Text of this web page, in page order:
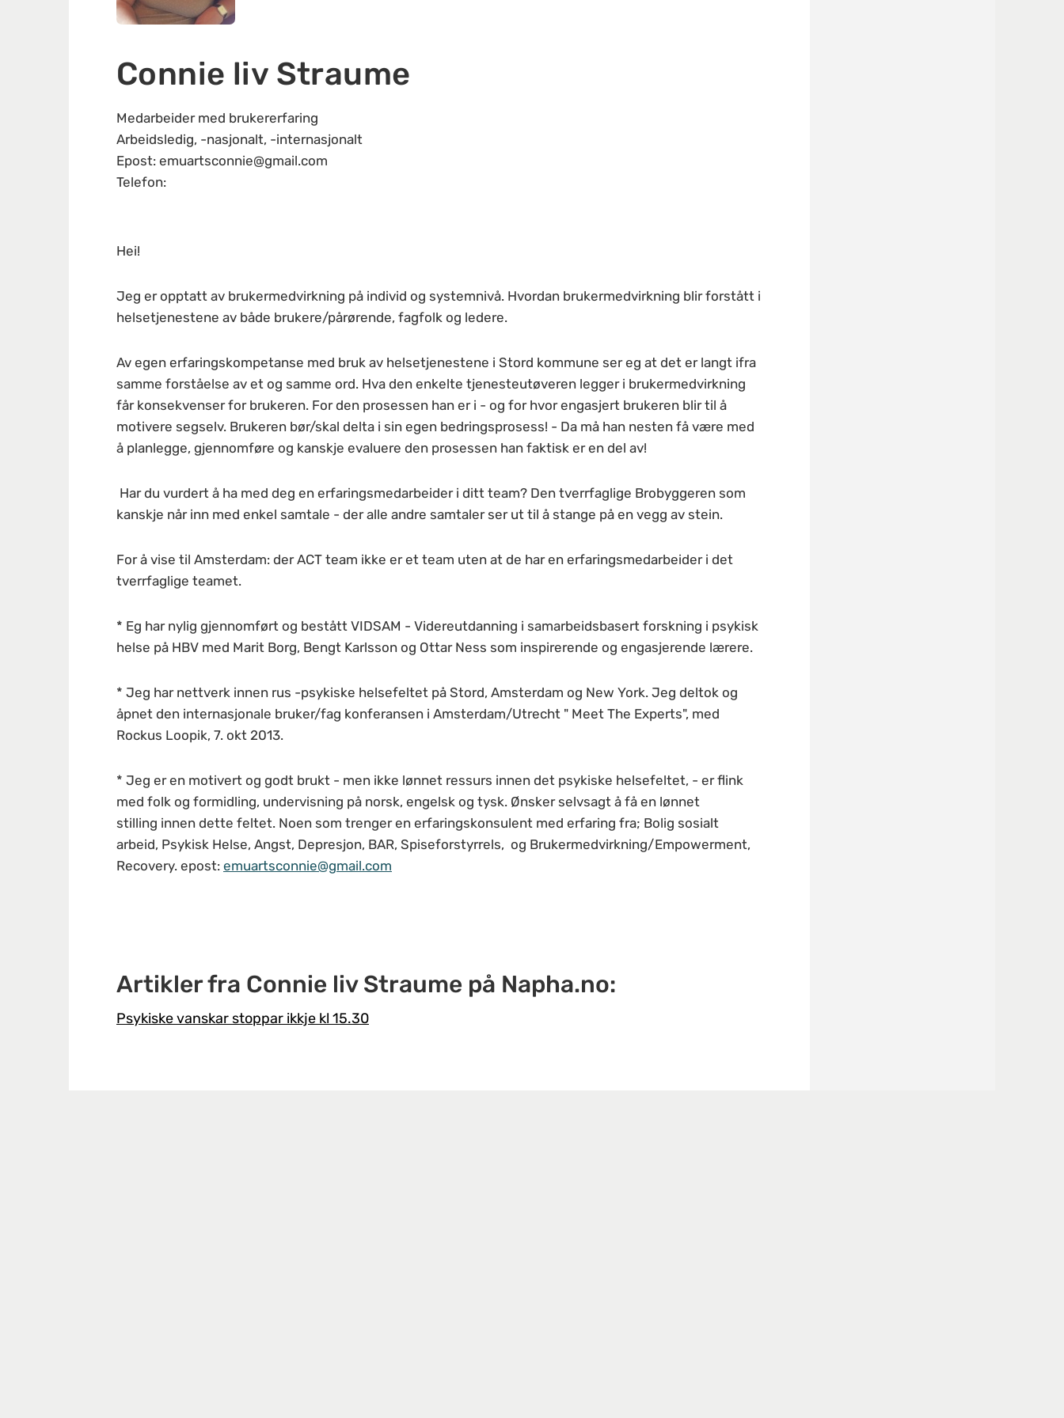
Connie liv Straume
Medarbeider med brukererfaring
Arbeidsledig, -nasjonalt, -internasjonalt
Epost: emuartsconnie@gmail.com
Telefon:
Hei!
Jeg er opptatt av brukermedvirkning på individ og systemnivå. Hvordan brukermedvirkning blir forstått i
helsetjenestene av både brukere/pårørende, fagfolk og ledere.
Av egen erfaringskompetanse med bruk av helsetjenestene i Stord kommune ser eg at det er langt ifra
samme forståelse av et og samme ord. Hva den enkelte tjenesteutøveren legger i brukermedvirkning
får konsekvenser for brukeren. For den prosessen han er i - og for hvor engasjert brukeren blir til å
motivere segselv. Brukeren bør/skal delta i sin egen bedringsprosess! - Da må han nesten få være med
å planlegge, gjennomføre og kanskje evaluere den prosessen han faktisk er en del av!
Har du vurdert å ha med deg en erfaringsmedarbeider i ditt team? Den tverrfaglige Brobyggeren som
kanskje når inn med enkel samtale - der alle andre samtaler ser ut til å stange på en vegg av stein.
For å vise til Amsterdam: der ACT team ikke er et team uten at de har en erfaringsmedarbeider i det
tverrfaglige teamet.
* Eg har nylig gjennomført og bestått VIDSAM - Videreutdanning i samarbeidsbasert forskning i psykisk
helse på HBV med Marit Borg, Bengt Karlsson og Ottar Ness som inspirerende og engasjerende lærere.
* Jeg har nettverk innen rus -psykiske helsefeltet på Stord, Amsterdam og New York. Jeg deltok og
åpnet den internasjonale bruker/fag konferansen i Amsterdam/Utrecht " Meet The Experts", med
Rockus Loopik, 7. okt 2013.
* Jeg er en motivert og godt brukt - men ikke lønnet ressurs innen det psykiske helsefeltet, - er flink
med folk og formidling, undervisning på norsk, engelsk og tysk. Ønsker selvsagt å få en lønnet
stilling innen dette feltet. Noen som trenger en erfaringskonsulent med erfaring fra; Bolig sosialt
arbeid, Psykisk Helse, Angst, Depresjon, BAR, Spiseforstyrrels, og Brukermedvirkning/Empowerment,
Recovery. epost: emuartsconnie@gmail.com
Artikler fra Connie liv Straume på Napha.no:
Psykiske vanskar stoppar ikkje kl 15.30